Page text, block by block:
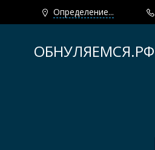
Определение...
содержимомуОБНУЛЯЕМСЯ.РФ